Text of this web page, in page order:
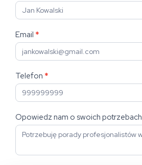
kontaktowy
Email *
Telefon *
Opowiedz nam o swoich potrzebach